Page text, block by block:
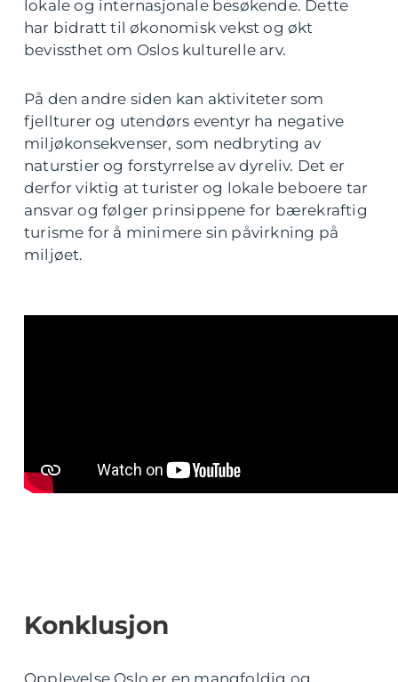
lokale og internasjonale besøkende. Dette
har bidratt til økonomisk vekst og økt
bevissthet om Oslos kulturelle arv.
På den andre siden kan aktiviteter som
fjellturer og utendørs eventyr ha negative
miljøkonsekvenser, som nedbryting av
naturstier og forstyrrelse av dyreliv. Det er
derfor viktig at turister og lokale beboere tar
ansvar og følger prinsippene for bærekraftig
turisme for å minimere sin påvirkning på
miljøet.
Konklusjon